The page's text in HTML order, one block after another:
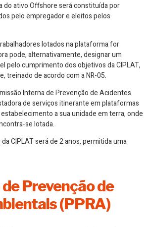
do ativo Offshore será constituída por
pelo empregador e eleitos pelos
lotados na plataforma for
pode, alternativamente, designar um
pelo cumprimento dos objetivos da CIPLAT,
treinado de acordo com a NR-05.
Interna de Prevenção de Acidentes
de serviços itinerante em plataformas
a sua unidade em terra, onde
se lotada.
CIPLAT será de 2 anos, permitida uma
Prevenção de
(PPRA)